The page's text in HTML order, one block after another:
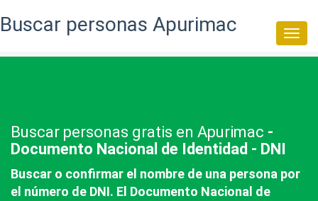
Buscar personas Apurimac
Buscar personas gratis en Apurimac -
Documento Nacional de Identidad - DNI
Buscar o confirmar el nombre de una persona por
el número de DNI. El Documento Nacional de